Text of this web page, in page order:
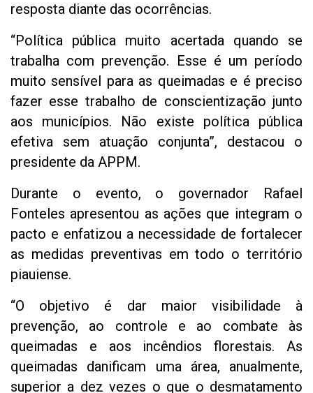
resposta diante das ocorrências.
“Política pública muito acertada quando se
trabalha com prevenção. Esse é um período
muito sensível para as queimadas e é preciso
fazer esse trabalho de conscientização junto
aos municípios. Não existe política pública
efetiva sem atuação conjunta”, destacou o
presidente da APPM.
Durante o evento, o governador Rafael
Fonteles apresentou as ações que integram o
pacto e enfatizou a necessidade de fortalecer
as medidas preventivas em todo o território
piauiense.
“O objetivo é dar maior visibilidade à
prevenção, ao controle e ao combate às
queimadas e aos incêndios florestais. As
queimadas danificam uma área, anualmente,
superior a dez vezes o que o desmatamento